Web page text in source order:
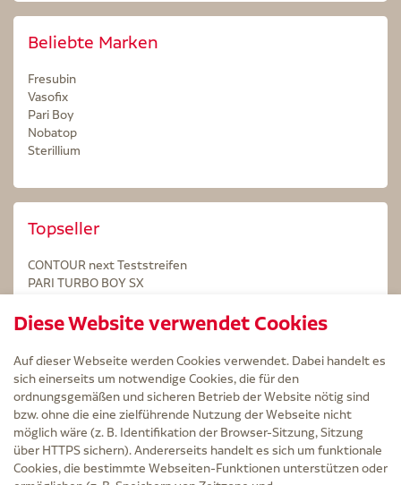
Beliebte Marken
Fresubin
Vasofix
Pari Boy
Nobatop
Sterillium
Topseller
CONTOUR next Teststreifen
PARI TURBO BOY SX
Kintex Kinesiologie Tape blau
Service
Versand und Lieferzeit
Kontakt
FAQ
Diese Website verwendet Cookies
Auf dieser Webseite werden Cookies verwendet. Dabei handelt es
sich einerseits um notwendige Cookies, die für den
ordnungsgemäßen und sicheren Betrieb der Website nötig sind
bzw. ohne die eine zielführende Nutzung der Webseite nicht
möglich wäre (z. B. Identifikation der Browser-Sitzung, Sitzung
über HTTPS sichern). Andererseits handelt es sich um funktionale
Cookies, die bestimmte Webseiten-Funktionen unterstützen oder